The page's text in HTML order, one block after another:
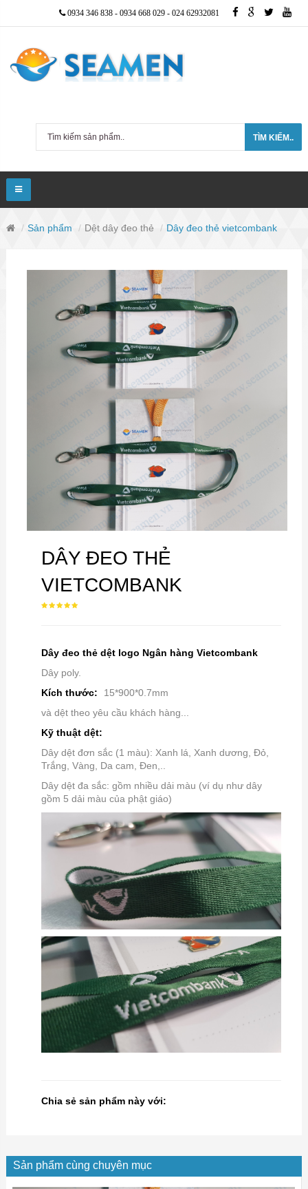
0934 346 838 - 0934 668 029 - 024 62932081
TÌM KIẾM..
Sản phẩm Dệt dây đeo thẻ Dây đeo thẻ vietcombank
DÂY ĐEO THẺ
VIETCOMBANK
Dây đeo thẻ dệt logo Ngân hàng Vietcombank
Dây poly.
Kích thước:
15*900*0.7mm
và dệt theo yêu cầu khách hàng...
Kỹ thuật dệt:
Dây dệt đơn sắc (1 màu): Xanh lá, Xanh dương, Đỏ,
Trắng, Vàng, Da cam, Đen,..
Dây dệt đa sắc: gồm nhiều dải màu (ví dụ như dây
gồm 5 dải màu của phật giáo)
Chia sẻ sản phẩm này với:
Sản phẩm cùng chuyên mục